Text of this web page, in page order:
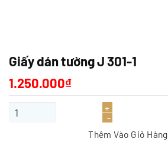
Giấy dán tường J 301-1
1.250.000₫
Giấy dán tường J 301-1 số lượng
Thêm Vào Giỏ Hàng